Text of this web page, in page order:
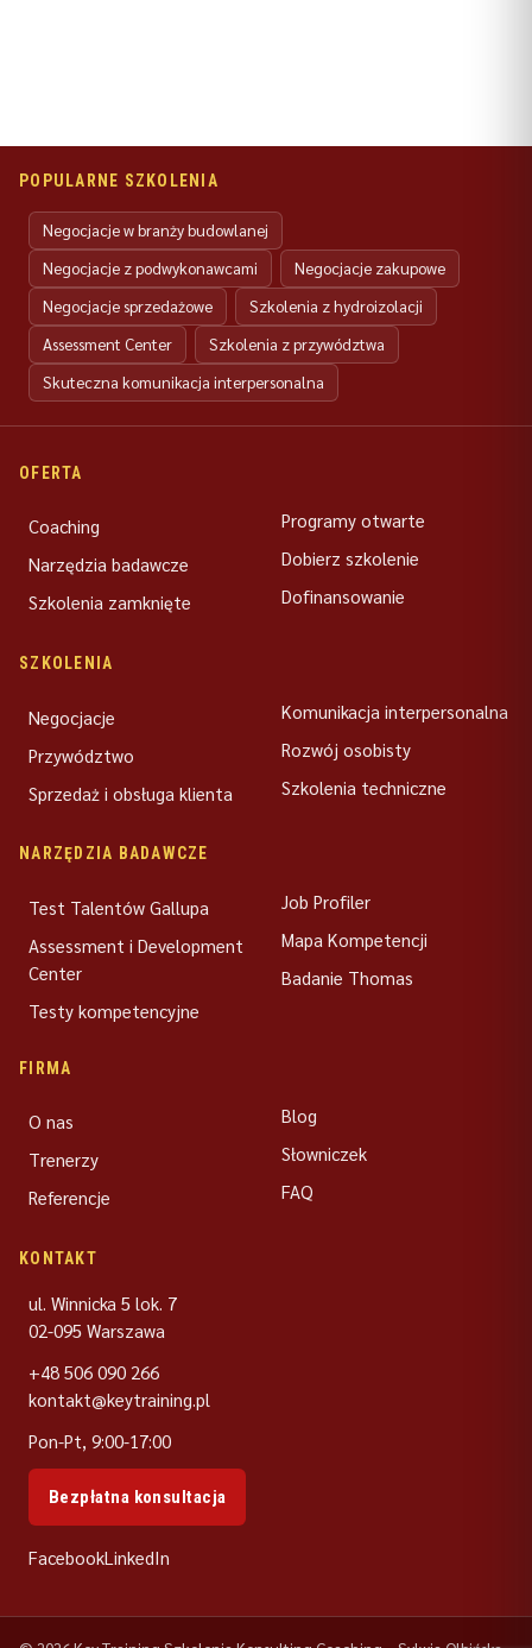
POPULARNE SZKOLENIA
Negocjacje w branży budowlanej
Negocjacje z podwykonawcami
Negocjacje zakupowe
Negocjacje sprzedażowe
Szkolenia z hydroizolacji
Assessment Center
Szkolenia z przywództwa
Skuteczna komunikacja interpersonalna
OFERTA
Coaching
Narzędzia badawcze
Szkolenia zamknięte
Programy otwarte
Dobierz szkolenie
Dofinansowanie
SZKOLENIA
Negocjacje
Przywództwo
Sprzedaż i obsługa klienta
Komunikacja interpersonalna
Rozwój osobisty
Szkolenia techniczne
NARZĘDZIA BADAWCZE
Test Talentów Gallupa
Assessment i Development
Center
Testy kompetencyjne
Job Profiler
Mapa Kompetencji
Badanie Thomas
FIRMA
O nas
Trenerzy
Referencje
Blog
Słowniczek
FAQ
KONTAKT
ul. Winnicka 5 lok. 7
02-095 Warszawa
+48 506 090 266
kontakt@keytraining.pl
Pon-Pt, 9:00-17:00
Bezpłatna konsultacja
FacebookLinkedIn